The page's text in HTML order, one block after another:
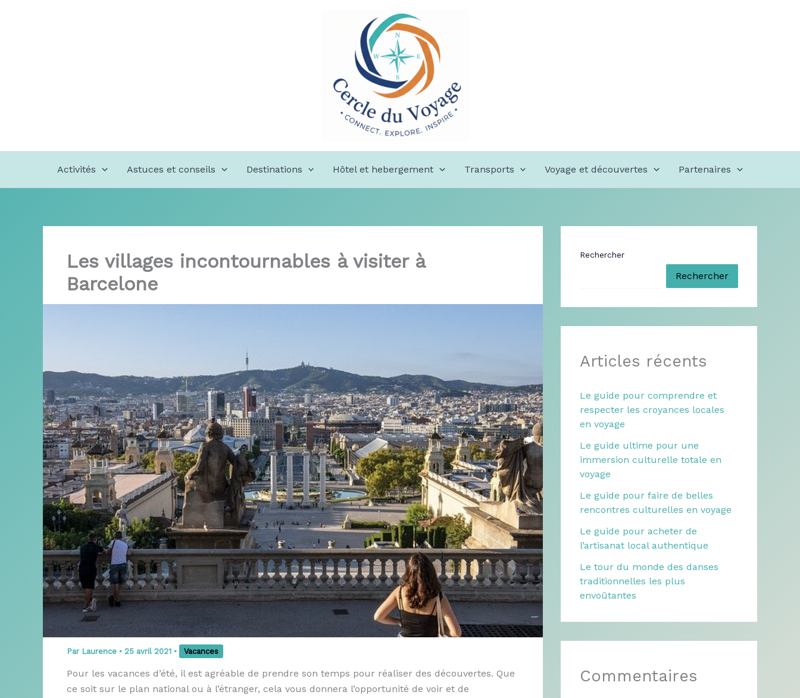
Activités Astuces et conseils Destinations Hôtel et hebergement Transports Voyage et découvertes Partenaires
Les villages incontournables à visiter à
Barcelone
Par Laurence • 25 avril 2021 • Vacances
Pour les vacances d’été, il est agréable de prendre son temps pour réaliser des découvertes. Que
ce soit sur le plan national ou à l’étranger, cela vous donnera l’opportunité de voir et de
Rechercher
Rechercher
Articles récents
Le guide pour comprendre et
respecter les croyances locales
en voyage
Le guide ultime pour une
immersion culturelle totale en
voyage
Le guide pour faire de belles
rencontres culturelles en voyage
Le guide pour acheter de
l’artisanat local authentique
Le tour du monde des danses
traditionnelles les plus
envoûtantes
Commentaires